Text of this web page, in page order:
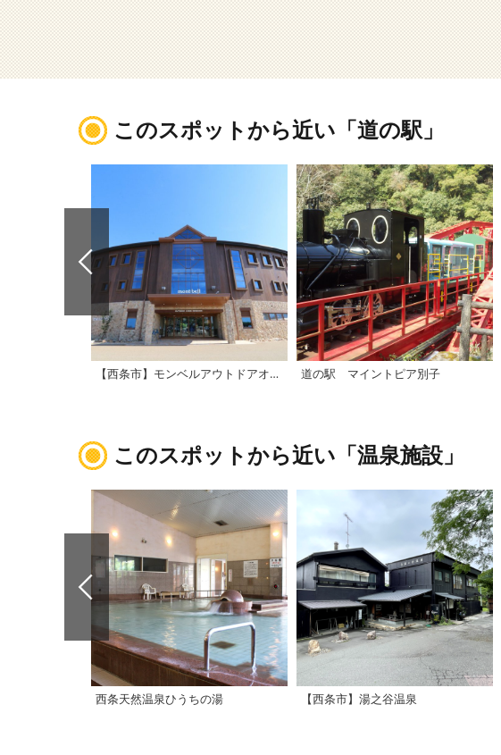
このスポットから近い「道の駅」
【西条市】モンベルアウトドアオアシス石鎚 道の駅 マイントピア別子
このスポットから近い「温泉施設」
西条天然温泉ひうちの湯 【西条市】湯之谷温泉